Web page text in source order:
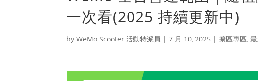
一次看(2025 持續更新中)
byWeMo Scooter 活動特派員 |7 月 10, 2025 |擴區專區,